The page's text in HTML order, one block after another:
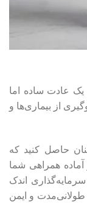
عادت ساده اما
از بیماری‌ها و
اطمینان حاصل کنید که
همراهی شما
اندک
طولانی‌مدت و ایمن